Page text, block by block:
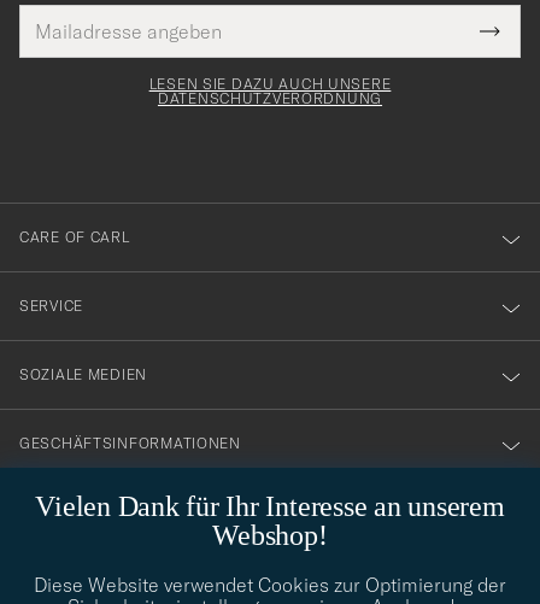
Vielen Dank für Ihr Interesse an unserem
Webshop!
Diese Website verwendet Cookies zur Optimierung der
Mail
Adresse
Tack
för
dig
till
vårt
nyhetsbrev!
LESEN SIE DAZU AUCH UNSERE
DATENSCHUTZVERORDNUNG
CARE OF CARL
SERVICE
SOZIALE MEDIEN
GESCHÄFTSINFORMATIONEN
Benötigen Sie Hilfe bei der Suche nach Ihrem persönlichen Stil?